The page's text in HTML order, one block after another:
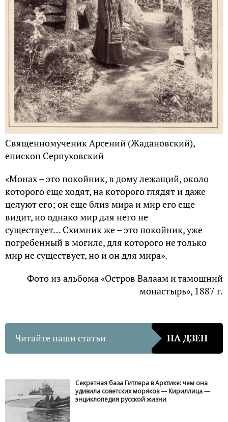
Священномученик Арсений (Жадановский),
епископ Серпуховский
«Монах – это покойник, в дому лежащий, около
которого еще ходят, на которого глядят и даже
целуют его; он еще близ мира и мир его еще
видит, но однако мир для него не
существует… Схимник же – это покойник, уже
погребенный в могиле, для которого не только
мир не существует, но и он для мира».
Фото из альбома «Остров Валаам и тамошний
монастырь», 1887 г.
Читайте наши статьи НА ДЗЕН
Секретная база Гитлера в Арктике: чем она
удивила советских моряков — Кириллица —
энциклопедия русской жизни